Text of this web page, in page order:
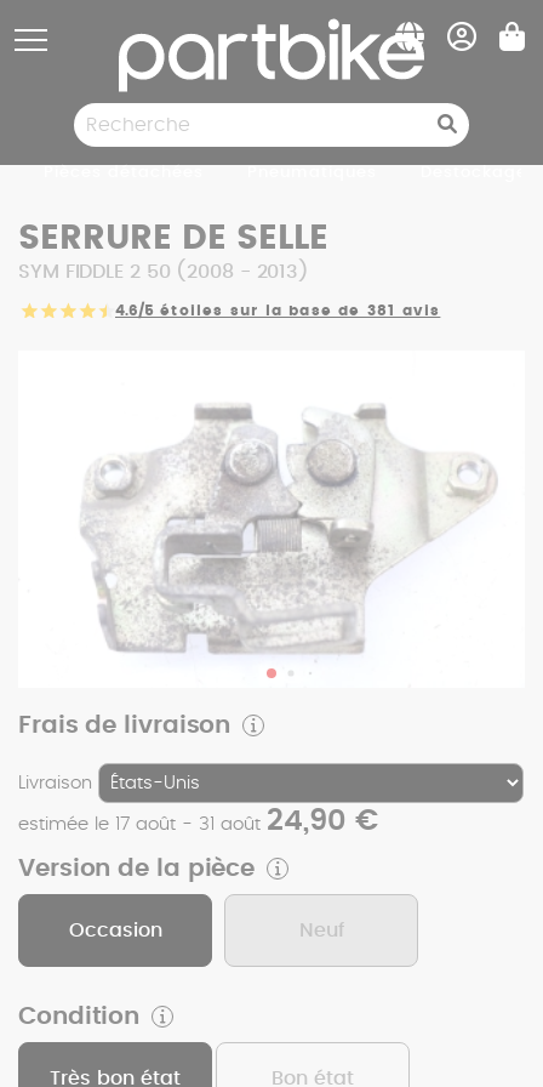
SERRURE DE SELLE
SYM FIDDLE 2 50 (2008 - 2013)
4.6/5 étoiles sur la base de 381 avis
Frais de livraison
Livraison
estimée le 17 août - 31 août 24,90 €
Version de la pièce
Occasion Neuf
Condition
Très bon état Bon état